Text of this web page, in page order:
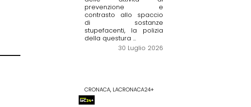
prevenzione e
contrasto allo spaccio
di sostanze
stupefacenti, la polizia
della questura ...
30 Luglio 2026
CRONACA, LACRONACA24+